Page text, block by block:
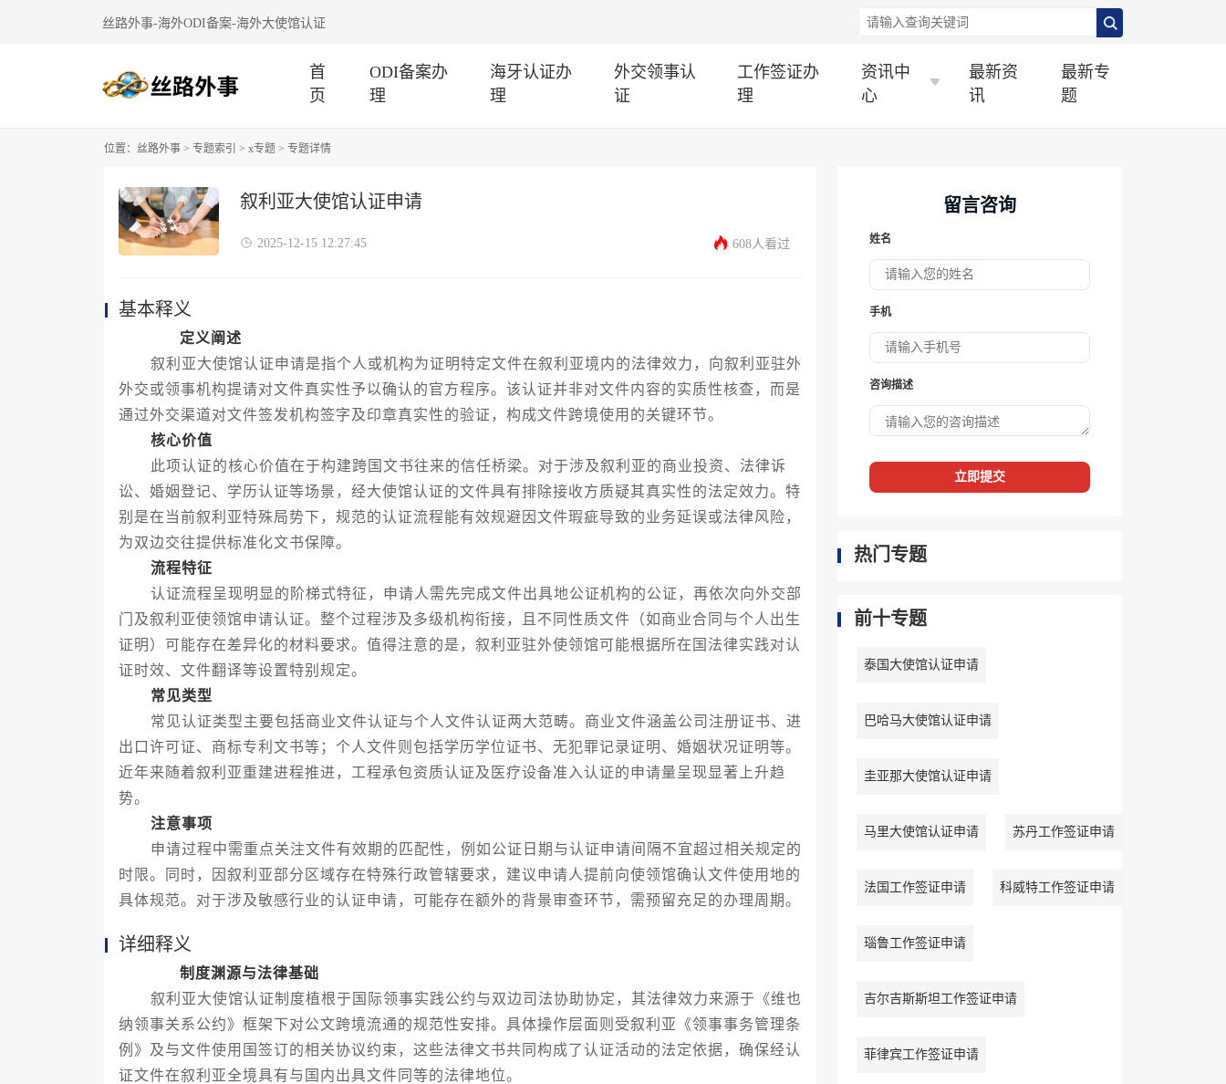
丝路外事-海外ODI备案-海外大使馆认证
首
页
ODI备案办
理
海牙认证办
理
外交领事认
证
工作签证办
理
资讯中
心
最新资
讯
最新专
题
位置： 丝路外事 > 专题索引 > x专题 > 专题详情
叙利亚大使馆认证申请
2025-12-15 12:27:45 608人看过
基本释义
定义阐述
叙利亚大使馆认证申请是指个人或机构为证明特定文件在叙利亚境内的法律效力，向叙利亚驻外
外交或领事机构提请对文件真实性予以确认的官方程序。该认证并非对文件内容的实质性核查，而是
通过外交渠道对文件签发机构签字及印章真实性的验证，构成文件跨境使用的关键环节。
核心价值
此项认证的核心价值在于构建跨国文书往来的信任桥梁。对于涉及叙利亚的商业投资、法律诉
讼、婚姻登记、学历认证等场景，经大使馆认证的文件具有排除接收方质疑其真实性的法定效力。特
别是在当前叙利亚特殊局势下，规范的认证流程能有效规避因文件瑕疵导致的业务延误或法律风险，
为双边交往提供标准化文书保障。
流程特征
认证流程呈现明显的阶梯式特征，申请人需先完成文件出具地公证机构的公证，再依次向外交部
门及叙利亚使领馆申请认证。整个过程涉及多级机构衔接，且不同性质文件（如商业合同与个人出生
证明）可能存在差异化的材料要求。值得注意的是，叙利亚驻外使领馆可能根据所在国法律实践对认
证时效、文件翻译等设置特别规定。
常见类型
常见认证类型主要包括商业文件认证与个人文件认证两大范畴。商业文件涵盖公司注册证书、进
出口许可证、商标专利文书等；个人文件则包括学历学位证书、无犯罪记录证明、婚姻状况证明等。
近年来随着叙利亚重建进程推进，工程承包资质认证及医疗设备准入认证的申请量呈现显著上升趋
势。
注意事项
申请过程中需重点关注文件有效期的匹配性，例如公证日期与认证申请间隔不宜超过相关规定的
时限。同时，因叙利亚部分区域存在特殊行政管辖要求，建议申请人提前向使领馆确认文件使用地的
具体规范。对于涉及敏感行业的认证申请，可能存在额外的背景审查环节，需预留充足的办理周期。
详细释义
制度渊源与法律基础
叙利亚大使馆认证制度植根于国际领事实践公约与双边司法协助协定，其法律效力来源于《维也
纳领事关系公约》框架下对公文跨境流通的规范性安排。具体操作层面则受叙利亚《领事事务管理条
例》及与文件使用国签订的相关协议约束，这些法律文书共同构成了认证活动的法定依据，确保经认
证文件在叙利亚全境具有与国内出具文件同等的法律地位。
留言咨询
姓名
手机
咨询描述
立即提交
热门专题
前十专题
泰国大使馆认证申请
巴哈马大使馆认证申请
圭亚那大使馆认证申请
马里大使馆认证申请 苏丹工作签证申请
法国工作签证申请 科威特工作签证申请
瑙鲁工作签证申请
吉尔吉斯斯坦工作签证申请
菲律宾工作签证申请